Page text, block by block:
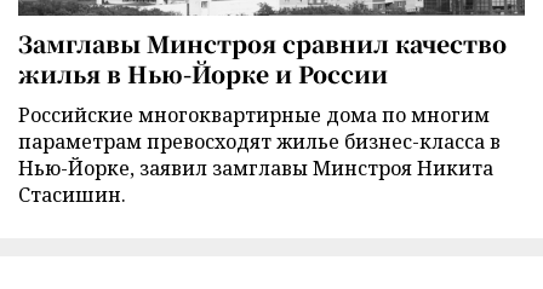
Замглавы Минстроя сравнил качество
жилья в Нью-Йорке и России
Российские многоквартирные дома по многим
параметрам превосходят жилье бизнес-класса в
Нью-Йорке, заявил замглавы Минстроя Никита
Стасишин.